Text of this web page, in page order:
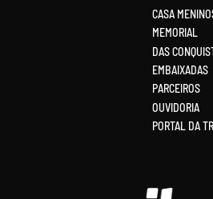
CASA
MEMORIAL
DAS
EMBAIXADAS
PARCEIROS
OUVIDORIA
PORTAL DA